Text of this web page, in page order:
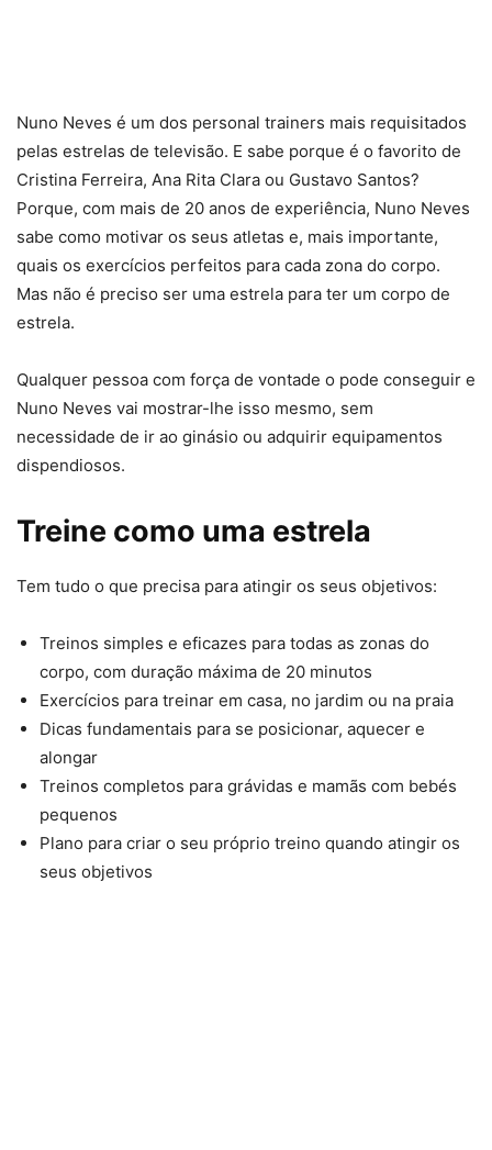
Nuno Neves é um dos personal trainers mais requisitados
pelas estrelas de televisão. E sabe porque é o favorito de
Cristina Ferreira, Ana Rita Clara ou Gustavo Santos?
Porque, com mais de 20 anos de experiência, Nuno Neves
sabe como motivar os seus atletas e, mais importante,
quais os exercícios perfeitos para cada zona do corpo.
Mas não é preciso ser uma estrela para ter um corpo de
estrela.
Qualquer pessoa com força de vontade o pode conseguir e
Nuno Neves vai mostrar-lhe isso mesmo, sem
necessidade de ir ao ginásio ou adquirir equipamentos
dispendiosos.
Treine como uma estrela
Tem tudo o que precisa para atingir os seus objetivos:
Treinos simples e eficazes para todas as zonas do
corpo, com duração máxima de 20 minutos
Exercícios para treinar em casa, no jardim ou na praia
Dicas fundamentais para se posicionar, aquecer e
alongar
Treinos completos para grávidas e mamãs com bebés
pequenos
Plano para criar o seu próprio treino quando atingir os
seus objetivos